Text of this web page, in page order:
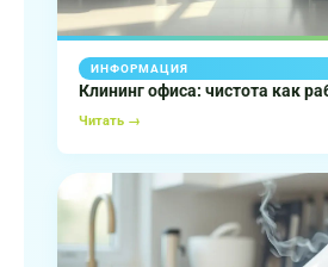
ИНФОРМАЦИЯ
Клининг офиса: чистота как
Читать →